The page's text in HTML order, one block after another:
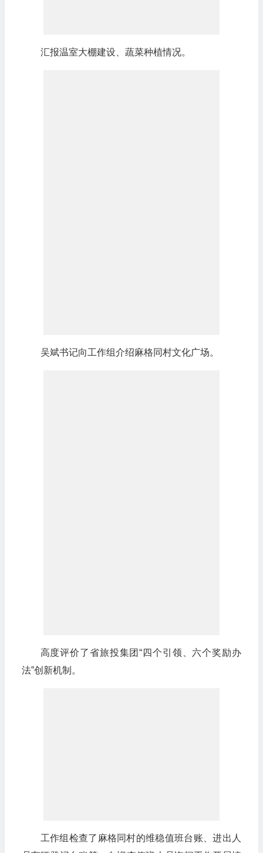
汇报温室大棚建设、蔬菜种植情况。
吴斌书记向工作组介绍麻格同村文化广场。
高度评价了省旅投集团“四个引领、六个奖励办
法”创新机制。
工作组检查了麻格同村的维稳值班台账、进出人